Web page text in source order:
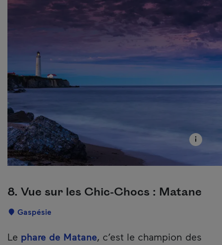
8. Vue sur les Chic-Chocs : Matane
Localisation
Gaspésie
Description
Le phare de Matane, c’est le champion des